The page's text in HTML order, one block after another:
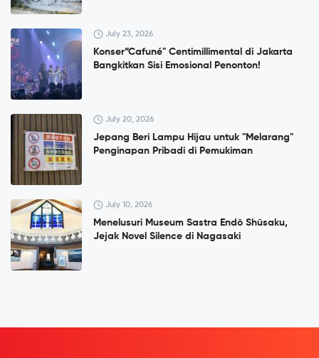
July 23, 2026
Konser”Cafuné" Centimillimental di Jakarta
Bangkitkan Sisi Emosional Penonton!
July 20, 2026
Jepang Beri Lampu Hijau untuk "Melarang"
Penginapan Pribadi di Pemukiman
July 10, 2026
Menelusuri Museum Sastra Endō Shūsaku,
Jejak Novel Silence di Nagasaki